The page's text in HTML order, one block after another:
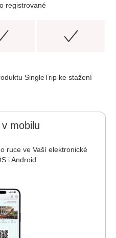
registrované
SingleTrip ke stažení
mobilu
ruce ve Vaší elektronické
i Android.